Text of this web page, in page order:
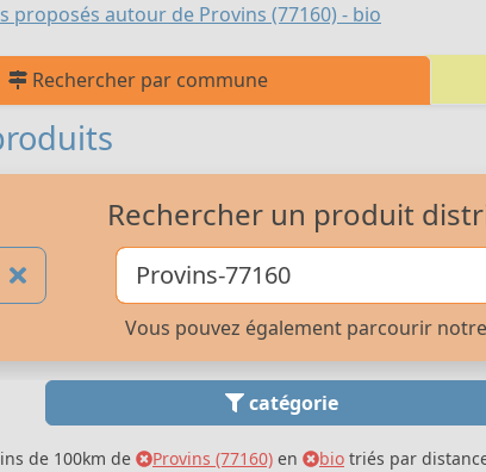
proposés autour de Provins (77160) - bio
Rechercher par commune
Rechercher un produit
Vous pouvez également parcourir notre
catégorie
de 100km de Provins (77160) en bio triés par